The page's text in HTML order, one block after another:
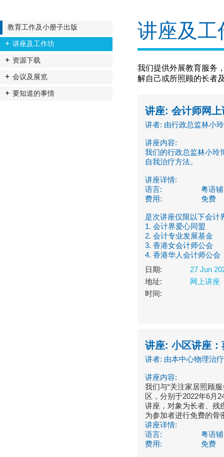
教育工作及小册子出版
讲座及工作坊
资源下载
会议及展览
要知道的事情
讲座及工
我们提供外展教育服务
解自己或所照顾的长者
讲座: 会计师网
讲者: 由行政总监林小
讲座内容:
我们的行政总监林小玲
自我治疗方法。
讲座详情:
语言:
粤语
费用:
免费
是次讲座仅限以下会计
1. 会计界爱心同盟
2. 会计专业发展基金
3. 香港女会计师公会
4. 香港华人会计师公会
日期:
27 Jun
地址:
网上讲座
时间:
讲座: 小区讲座
讲者: 由本中心物理治
讲座内容:
我们与“关注家居照顾
区，分别于2022年6月
讲座，对象为长者、残
为参加者进行免费的骨
讲座详情:
语言:
粤语
费用:
免费